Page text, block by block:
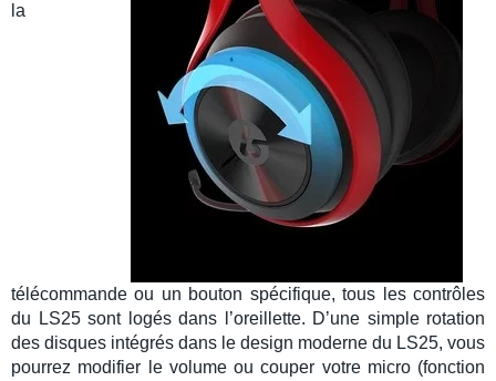
la
télécommande ou un bouton spécifique, tous les contrôles
du
LS25sont logés dans l’oreillette. D’une simple rotation
des disques intégrés dans le design moderne du LS25, vous
pourrez modifier le volume ou couper votre micro (fonction